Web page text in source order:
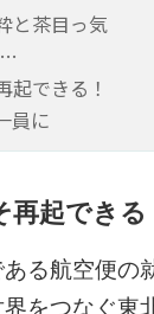
と茶目っ気
起できる！
員に
再起できる
る航空便の
をつなぐ東